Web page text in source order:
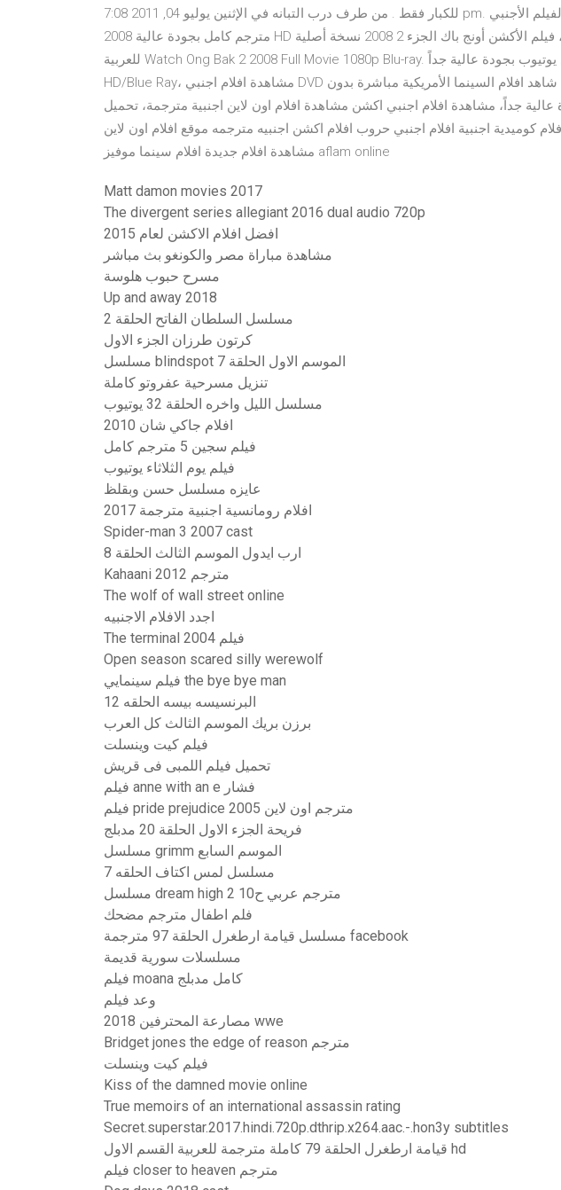
للكبار فقط . من طرف درب التبانه في الإثنين يوليو 04, 2011 7:08 pm. تحميل ومشاهدة الفيلم الأجنبي Ong Bak 2
2008 مترجم كامل بجودة عالية HD يوتيوب اون لاين، فيلم الأكشن أونج باك الجزء 2 2008 نسخة أصلية DVD مترجمة
للعربية Watch Ong Bak 2 2008 Full Movie 1080p Blu-ray. مشاهدة افلام اجنبي اونلاين يوتيوب بجودة عالية جداً
HD/Blue Ray، مشاهدة افلام اجنبي DVD حصرياً على موقع عرب سيد، شاهد افلام السينما الأمريكية مباشرة بدون
جداً، مشاهدة افلام اجنبي اكشن مشاهدة افلام اون لاين اجنبية مترجمة، تحميل
2019-2020 ،احدث افلام كوميدية اجنبية افلام اجنبي حروب افلام اكشن اجنبيه مترجمه موقع افلام اون لاين
مشاهدة افلام جديدة افلام سينما موفيز aflam online
Matt damon movies 2017
The divergent series allegiant 2016 dual audio 720p
افضل افلام الاكشن لعام 2015
مشاهدة مباراة مصر والكونغو بث مباشر
مسرح حبوب هلوسة
Up and away 2018
مسلسل السلطان الفاتح الحلقة 2
كرتون طرزان الجزء الاول
مسلسل blindspot الموسم الاول الحلقة 7
تنزيل مسرحية عفروتو كاملة
مسلسل الليل واخره الحلقة 32 يوتيوب
افلام جاكي شان 2010
فيلم سجين 5 مترجم كامل
فيلم يوم الثلاثاء يوتيوب
عايزه مسلسل حسن وبقلظ
افلام رومانسية اجنبية مترجمة 2017
Spider-man 3 2007 cast
ارب ايدول الموسم الثالث الحلقة 8
Kahaani 2012 مترجم
The wolf of wall street online
اجدد الافلام الاجنبيه
The terminal 2004 فيلم
Open season scared silly werewolf
فيلم سينمايي the bye bye man
البرنسيسه بيسه الحلقه 12
برزن بريك الموسم الثالث كل العرب
فيلم كيت وينسلت
تحميل فيلم اللمبى فى قريش
فيلم anne with an e فشار
فيلم pride prejudice 2005 مترجم اون لاين
فريحة الجزء الاول الحلقة 20 مدبلج
مسلسل grimm الموسم السابع
مسلسل لمس اكتاف الحلقه 7
مسلسل dream high 2 مترجم عربي ح10
فلم اطفال مترجم مضحك
مسلسل قيامة ارطغرل الحلقة 97 مترجمة facebook
مسلسلات سورية قديمة
فيلم moana كامل مدبلج
وعد فيلم
مصارعة المحترفين 2018 wwe
Bridget jones the edge of reason مترجم
فيلم كيت وينسلت
Kiss of the damned movie online
True memoirs of an international assassin rating
Secret.superstar.2017.hindi.720p.dthrip.x264.aac.-.hon3y subtitles
قيامة ارطغرل الحلقة 79 كاملة مترجمة للعربية القسم الاول hd
فيلم closer to heaven مترجم